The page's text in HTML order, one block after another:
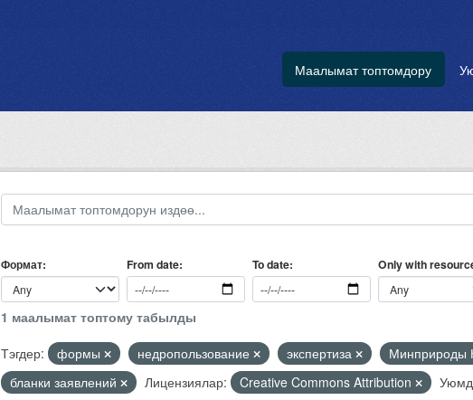
Маалымат топтомдору
Формат From date To date Only with
1 маалымат топтому табылды
Тэгдер:
формы недропользование экспертиза Минприроды
бланки заявлений
Лицензиялар: Creative Commons Attribution